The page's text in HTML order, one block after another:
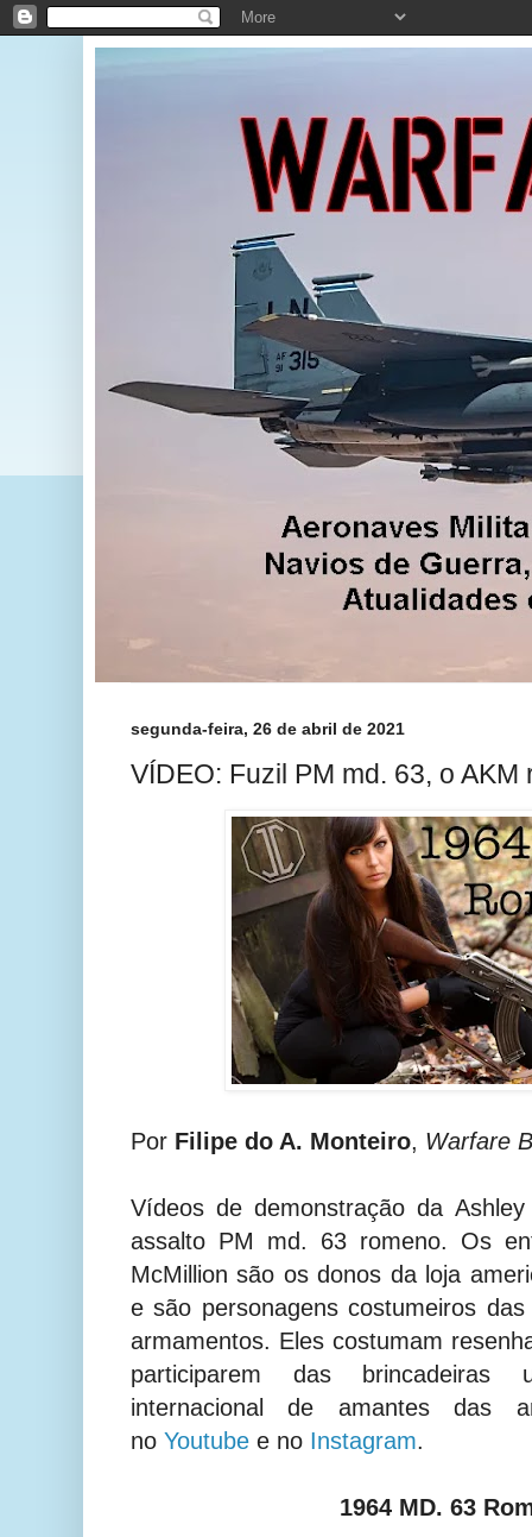
segunda-feira, 26 de abril de 2021
VÍDEO: Fuzil PM md. 63, o AKM
Por Filipe do A. Monteiro, Warfare
Vídeos de demonstração da
assalto PM md. 63 romeno. Os
McMillion são os donos da loja
e são personagens costumeiros
armamentos. Eles costumam
participarem das brincadeiras
internacional de amantes das
no Youtube e no Instagram.
1964 MD. 63